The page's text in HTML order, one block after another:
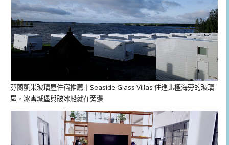
芬蘭凱米玻璃屋住宿推薦｜Seaside Glass Villas 住進北極海旁的玻璃
屋，冰雪城堡與破冰船就在旁邊